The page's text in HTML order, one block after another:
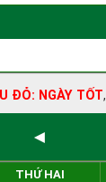
ĐỎ: NGÀY TỐT,
◄
THỨ HAI